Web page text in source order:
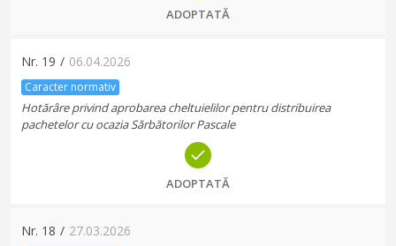
ADOPTATĂ
Nr. 19 / 06.04.2026
Caracter normativ
Hotărâre privind aprobarea cheltuielilor pentru distribuirea
pachetelor cu ocazia Sărbătorilor Pascale
ADOPTATĂ
Nr. 18 / 27.03.2026